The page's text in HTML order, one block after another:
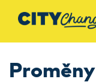
Proměny